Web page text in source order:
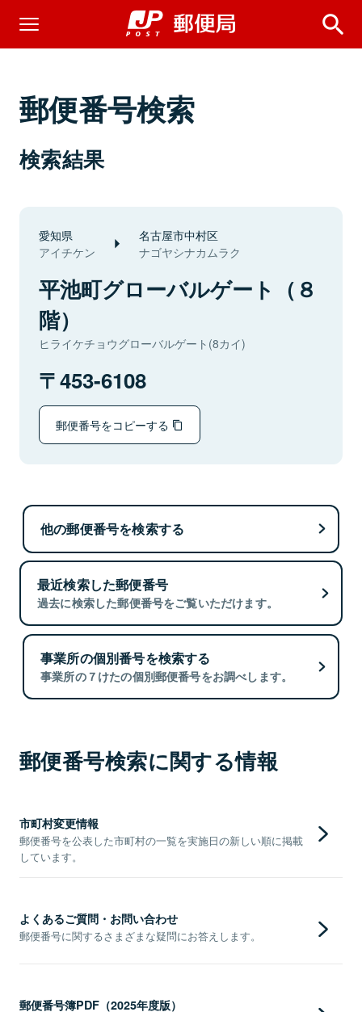
郵便番号検索
検索結果
愛知県
アイチケン
名古屋市中村区
ナゴヤシナカムラク
平池町グローバルゲート（８
階）
ヒライケチョウグローバルゲート(8カイ)
453-6108
郵便番号をコピーする
他の郵便番号を検索する
最近検索した郵便番号
過去に検索した郵便番号をご覧いただけます。
事業所の個別番号を検索する
事業所の７けたの個別郵便番号をお調べします。
郵便番号検索に関する情報
市町村変更情報
郵便番号を公表した市町村の一覧を実施日の新しい順に掲載
しています。
よくあるご質問・お問い合わせ
郵便番号に関するさまざまな疑問にお答えします。
郵便番号簿PDF（2025年度版）